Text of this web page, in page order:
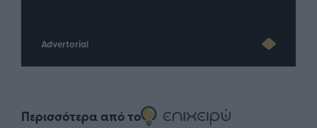
Advertorial
Περισσότερα από το